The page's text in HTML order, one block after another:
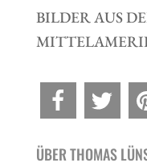
BILDER AUS
ÜBER THOMAS